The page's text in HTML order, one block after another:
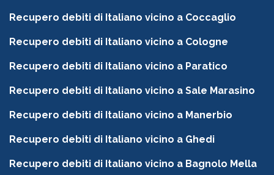
Recupero debiti di Italiano vicino a Coccaglio
Recupero debiti di Italiano vicino a Cologne
Recupero debiti di Italiano vicino a Paratico
Recupero debiti di Italiano vicino a Sale Marasino
Recupero debiti di Italiano vicino a Manerbio
Recupero debiti di Italiano vicino a Ghedi
Recupero debiti di Italiano vicino a Bagnolo Mella